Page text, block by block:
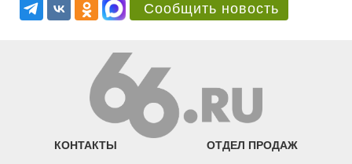
Сообщить новость
КОНТАКТЫ ОТДЕЛ ПРОДАЖ